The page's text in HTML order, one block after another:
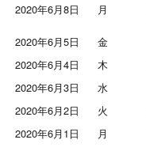
2020年6月8日 月
2020年6月5日 金
2020年6月4日
木
2020年6月3日
水
2020年6月2日
火
2020年6月1日
月